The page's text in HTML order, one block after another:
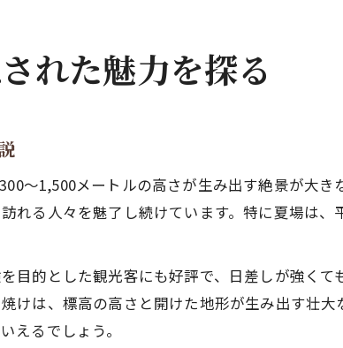
高原ならではの菅平の気候が生む絶景
菅平高原の気候が作り出す特別な景観
菅平 気温がもたらす快適な過ごし方
菅平の気候が生む幻想的な自然現象
菅平湿原の自然と見どころを徹底解説
菅平で出会える高山植物の魅力に迫
湿原コースで楽しむ菅平の自然観察術
れた魅力を探る
～1,500メートルの高さが生み出す絶景が大
れる人々を魅了し続けています。特に夏場は
目的とした観光客にも好評で、日差しが強く
けは、標高の高さと開けた地形が生み出す壮
えるでしょう。